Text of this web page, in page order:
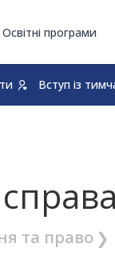
Освітні програми
Вступ із
та право